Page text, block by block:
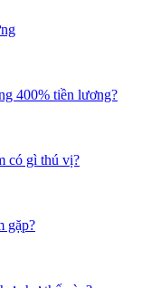
400% tiền lương?
có gì thú vị?
gặp?